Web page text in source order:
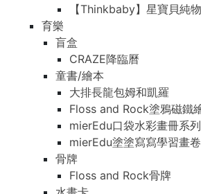
【Thinkbaby】星寶貝純
育樂
盲盒
CRAZE降臨曆
童書/繪本
大排長龍包姆和凱羅
Floss and Rock塗鴉磁鐵
mierEdu口袋水彩畫冊系列
mierEdu塗塗寫寫學習畫卷
骨牌
Floss and Rock骨牌